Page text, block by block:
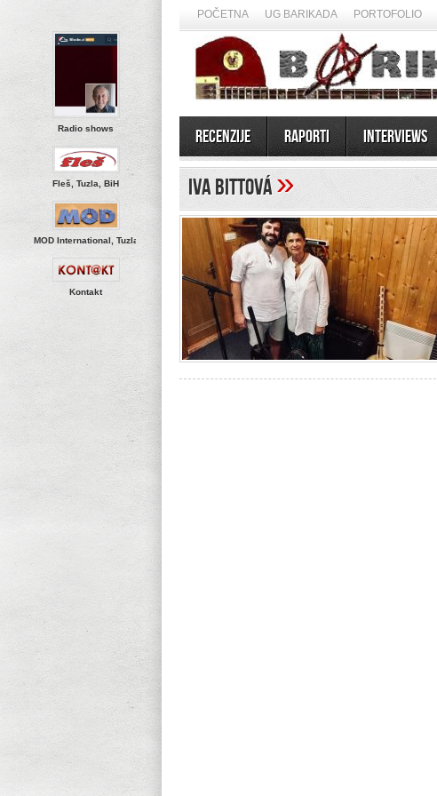
POČETNA UG BARIKADA PORTOFOLIO
Recenzije Raporti Interviews
Radio shows
Fleš, Tuzla, BiH
MOD International, Tuzla
Kontakt
Iva Bittová»